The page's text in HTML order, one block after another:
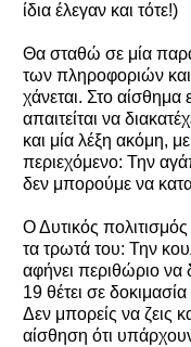
ίδια έλεγαν και τότε!)
Θα σταθώ σε μία
των πληροφοριών και
χάνεται. Στο
απαιτείται να
και μία λέξη ακόμη,
περιεχόμενο: Την
δεν μπορούμε να
Ο Δυτικός
τα τρωτά του: Την
αφήνει περιθώριο
19 θέτει σε
Δεν μπορείς να ζεις
αίσθηση ότι